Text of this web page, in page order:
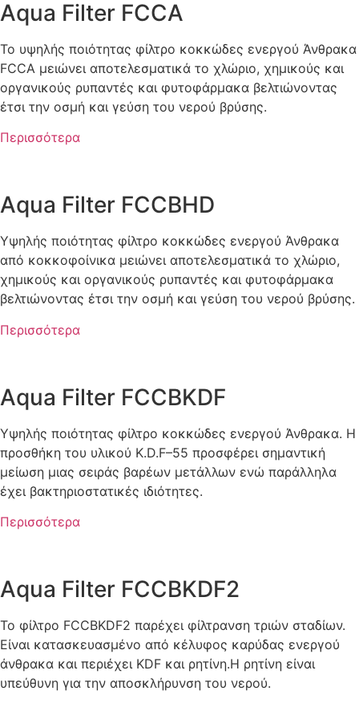
Aqua Filter FCCA
To υψηλής ποιότητας φίλτρο κοκκώδες ενεργού Άνθρακα
FCCA μειώνει αποτελεσματικά το χλώριο, χημικούς και
οργανικούς ρυπαντές και φυτοφάρμακα βελτιώνοντας
έτσι την οσμή και γεύση του νερού βρύσης.
Περισσότερα
Aqua Filter FCCBHD
Υψηλής ποιότητας φίλτρο κοκκώδες ενεργού Άνθρακα
από κοκκοφοίνικα μειώνει αποτελεσματικά το χλώριο,
χημικούς και οργανικούς ρυπαντές και φυτοφάρμακα
βελτιώνοντας έτσι την οσμή και γεύση του νερού βρύσης.
Περισσότερα
Aqua Filter FCCBKDF
Υψηλής ποιότητας φίλτρο κοκκώδες ενεργού Άνθρακα. Η
προσθήκη του υλικού Κ.D.F–55 προσφέρει σημαντική
μείωση μιας σειράς βαρέων μετάλλων ενώ παράλληλα
έχει βακτηριοστατικές ιδιότητες.
Περισσότερα
Aqua Filter FCCBKDF2
Το φίλτρο FCCBKDF2 παρέχει φίλτρανση τριών σταδίων.
Είναι κατασκευασμένο από κέλυφος καρύδας ενεργού
άνθρακα και περιέχει KDF και ρητίνη.Η ρητίνη είναι
υπεύθυνη για την αποσκλήρυνση του νερού.